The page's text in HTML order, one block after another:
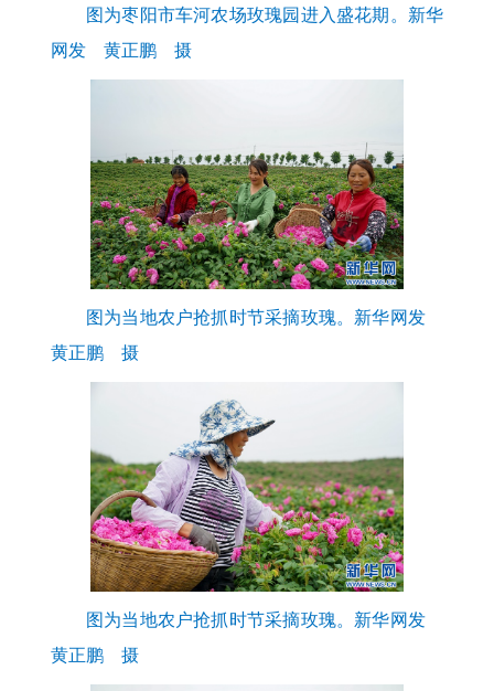
图为枣阳市车河农场玫瑰园进入盛花期。新华
网发 黄正鹏 摄
图为当地农户抢抓时节采摘玫瑰。新华网发
黄正鹏 摄
图为当地农户抢抓时节采摘玫瑰。新华网发
黄正鹏 摄